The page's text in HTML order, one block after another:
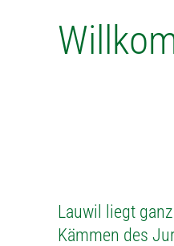
Lauwil liegt
Kämmen des